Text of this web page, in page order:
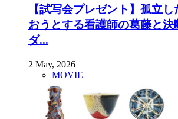
【試写会プレゼント】孤立
おうとする看護師の葛藤と決
ダ...
2 May, 2026
MOVIE